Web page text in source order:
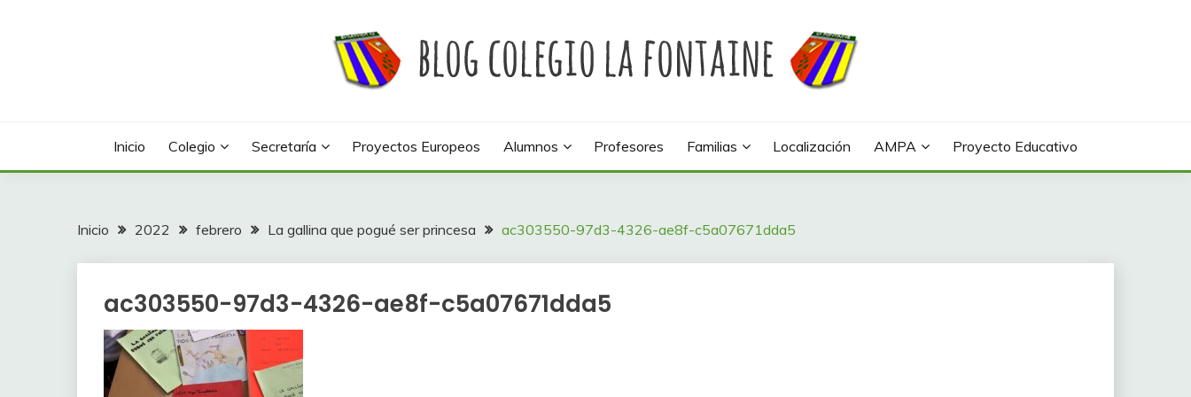
Inicio Colegio Secretaría Proyectos Europeos Alumnos Profesores Familias Localización AMPA Proyecto Educativo
Inicio 2022 febrero La gallina que pogué ser princesa ac303550-97d3-4326-ae8f-c5a07671dda5
ac303550-97d3-4326-ae8f-c5a07671dda5